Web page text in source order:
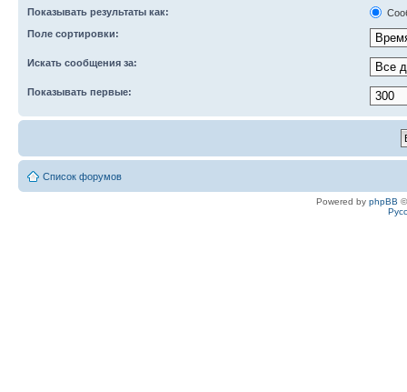
Показывать результаты как:
Поле сортировки:
Искать сообщения за:
Показывать первые:
Список форумов
Powered by phpBB